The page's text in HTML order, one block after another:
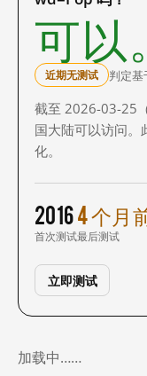
可以。
近期无测试 判定基
截至 2026-03-25
国大陆可以访问。
化。
2016
首次测试
4 个月
最后测试
立即测试
加载中……